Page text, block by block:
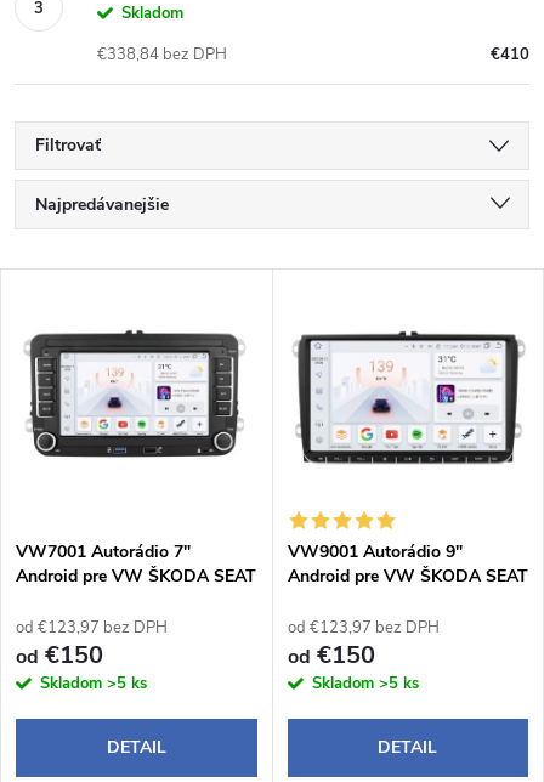
Skladom
€410
€338,84 bez DPH
Filtrovať
R
a
d
e
n
e
p
r
Najpredávanejšie
Abecedne
ý
p
s
p
r
o
VW7001 Autorádio 7"
Android pre VW ŠKODA SEAT
od €123,97 bez DPH
od €150
Skladom >5 ks
DETAIL
VW9001 Autorádio 9"
Android pre VW ŠKODA SEAT
od €123,97 bez DPH
od €150
Skladom >5 ks
DETAIL